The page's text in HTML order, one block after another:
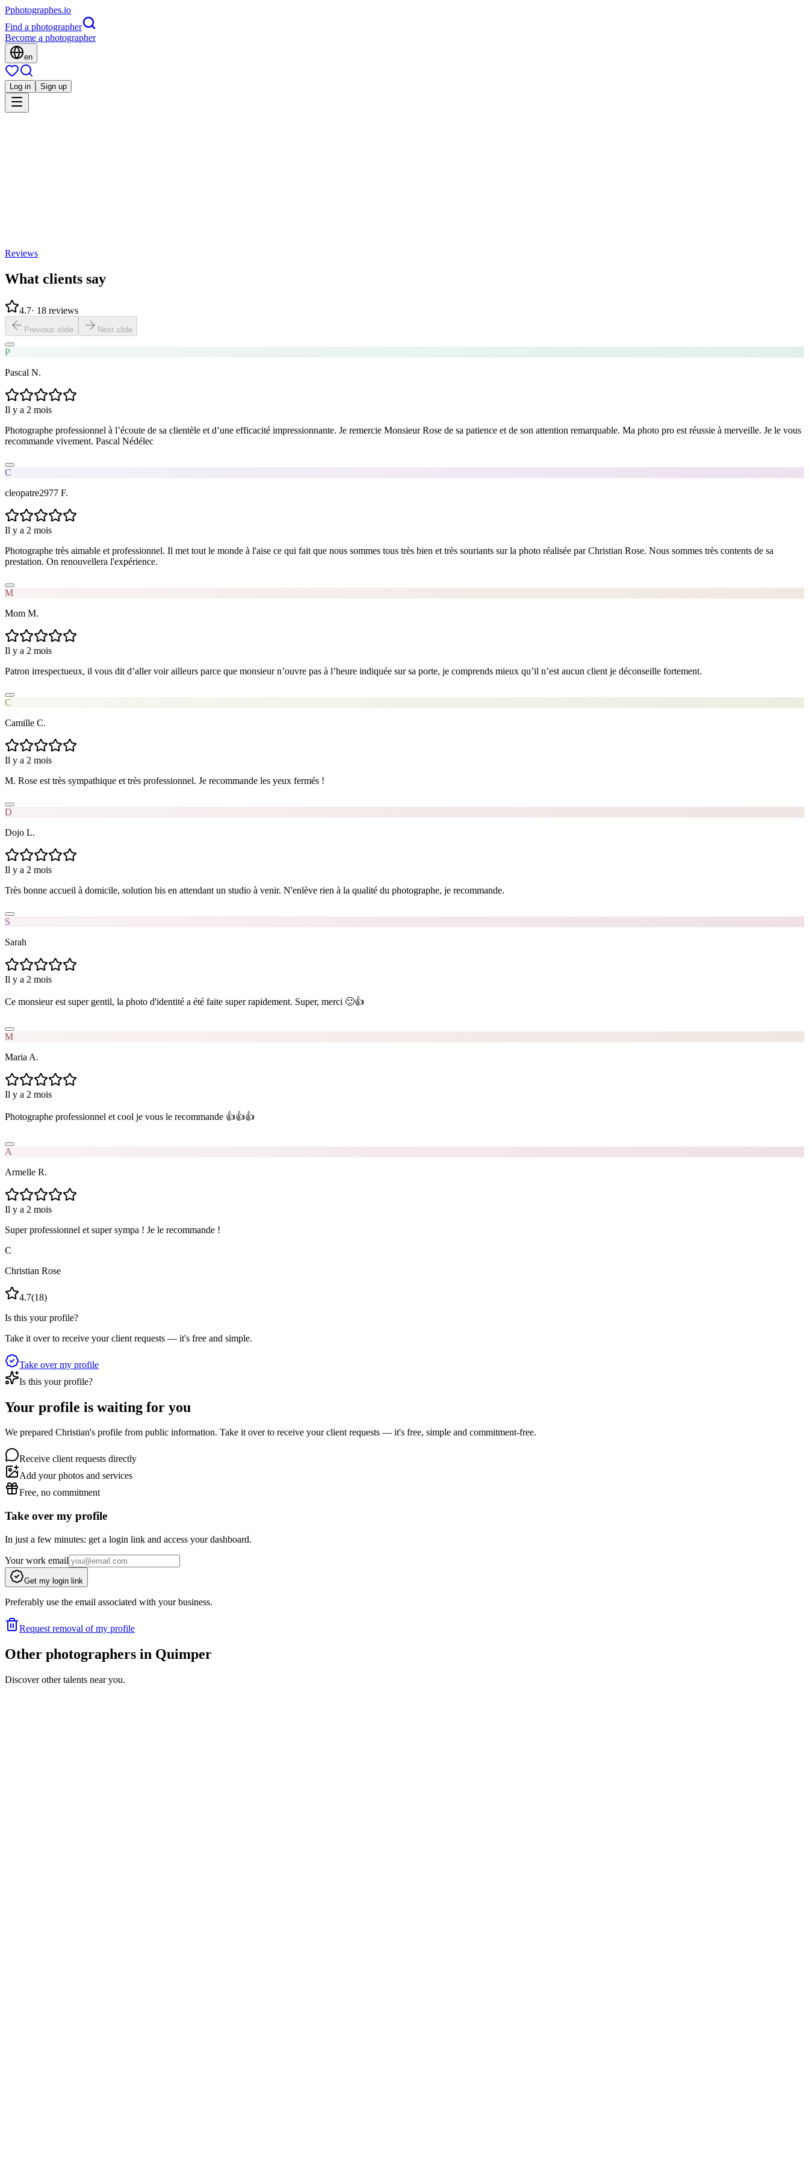
Pphotographes.io
Find a photographer
Become a photographer
en
Log in Sign up
Share
Reviews
What clients say
4.7· 18 reviews
Previous slide Next slide
P
Pascal N.
Il y a 2 mois
Photographe professionnel à l’écoute de sa clientèle et d’une efficacité impressionnante. Je remercie Monsieur Rose de sa patience et de son attention remarquable. Ma photo pro est réussie à merveille. Je le vous
recommande vivement. Pascal Nédélec
C
cleopatre2977 F.
Il y a 2 mois
Photographe très aimable et professionnel. Il met tout le monde à l'aise ce qui fait que nous sommes tous très bien et très souriants sur la photo réalisée par Christian Rose. Nous sommes très contents de sa
prestation. On renouvellera l'expérience.
M
Mom M.
Il y a 2 mois
Patron irrespectueux, il vous dit d’aller voir ailleurs parce que monsieur n’ouvre pas à l’heure indiquée sur sa porte, je comprends mieux qu’il n’est aucun client je déconseille fortement.
C
Camille C.
Il y a 2 mois
M. Rose est très sympathique et très professionnel. Je recommande les yeux fermés !
D
Dojo L.
Il y a 2 mois
Très bonne accueil à domicile, solution bis en attendant un studio à venir. N'enlève rien à la qualité du photographe, je recommande.
S
Sarah
Il y a 2 mois
Ce monsieur est super gentil, la photo d'identité a été faite super rapidement. Super, merci 🙂👍
M
Maria A.
Il y a 2 mois
Photographe professionnel et cool je vous le recommande 👍👍👍
A
Armelle R.
Il y a 2 mois
Super professionnel et super sympa ! Je le recommande !
C
Christian Rose
4.7(18)
Is this your profile?
Take it over to receive your client requests — it's free and simple.
Take over my profile
Is this your profile?
Your profile is waiting for you
We prepared Christian's profile from public information. Take it over to receive your client requests — it's free, simple and commitment-free.
Receive client requests directly
Add your photos and services
Free, no commitment
Take over my profile
In just a few minutes: get a login link and access your dashboard.
Your work email
Get my login link
Preferably use the email associated with your business.
Request removal of my profile
Other photographers in Quimper
Discover other talents near you.